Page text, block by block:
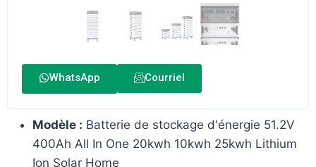
WhatsApp Courriel
Modèle : Batterie de stockage d'énergie 51.2V
400Ah All In One 20kwh 10kwh 25kwh Lithium
Ion Solar Home